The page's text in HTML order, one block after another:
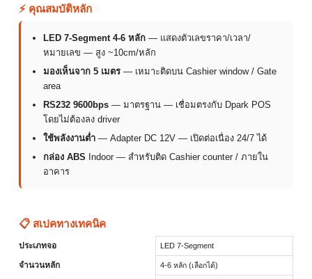
⚡ คุณสมบัติหลัก
LED 7-Segment 4-6 หลัก — แสดงตัวเลขราคา/เวลา/
หมายเลข — สูง ~10cm/หลัก
มองเห็นจาก 5 เมตร — เหมาะติดบน Cashier window / Gate
area
RS232 9600bps — มาตรฐาน — เชื่อมตรงกับ Dpark POS
โดยไม่ต้องลง driver
ใช้พลังงานต่ำ — Adapter DC 12V — เปิดต่อเนื่อง 24/7 ได้
กล่อง ABS Indoor — สำหรับติด Cashier counter / ภายใน
อาคาร
📋 สเปคทางเทคนิค
ประเภทจอ LED 7-Segment
จำนวนหลัก 4-6 หลัก (เลือกได้)